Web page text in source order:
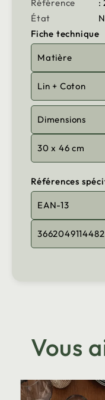
Référence
:
État
Fiche technique
Matière
Lin + Coton
Dimensions
30 x 46 cm
Références
EAN-13
3662049114482
Vous